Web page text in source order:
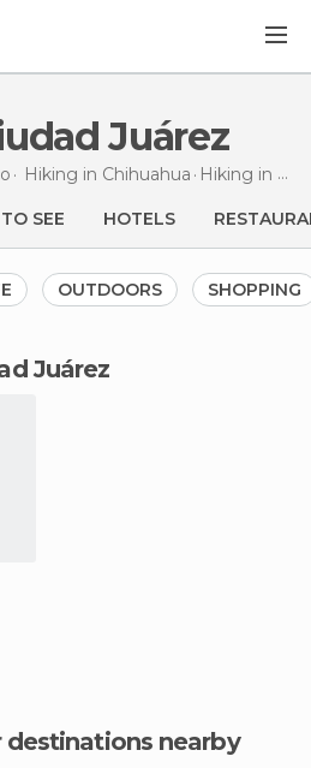
Juárez
Hiking in Chihuahua Hiking in Ciudad Juárez
SEE HOTELS
OUTDOORS SHOPPING
Juárez
destinations nearby